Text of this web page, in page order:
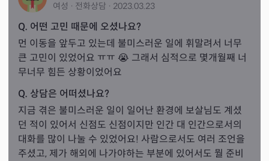
여성 · 전화상담 · 2023.03.23
Q. 어떤 고민 때문에 오셨나요?
먼 이동을 앞두고 있는데 불미스러운 일에 휘말려서 너무
큰 고민이 있었어요 ㅠㅠ 😭 그래서 심적으로 몇개월째 너
무너무 힘든 상황이었어요
Q. 상담은 어떠셨나요?
지금 겪은 불미스러운 일이 일어난 환경에 보살님도 계셨
던 적이 있어서 신점도 신점이지만 인간 대 인간으로서의
대화를 많이 나눌 수 있었어요! 사람으로서도 여러 조언을
주셨고, 제가 해외에 나가야하는 부분에 있어서도 뭘 준비